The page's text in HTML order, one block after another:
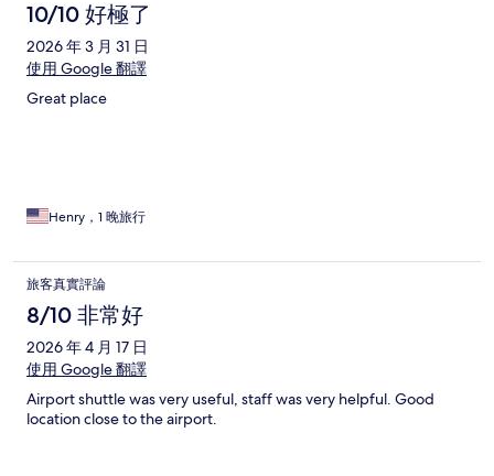
10/10 好極了
2026 年 3 月 31 日
使用 Google 翻譯
Great place
Henry，1 晚旅行
旅客真實評論
8/10 非常好
2026 年 4 月 17 日
使用 Google 翻譯
Airport shuttle was very useful, staff was very helpful. Good
location close to the airport.